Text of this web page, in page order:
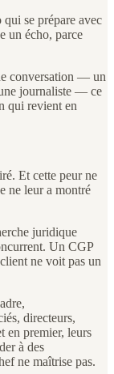
se prépare avec
un écho, parce
conversation — un
journaliste — ce
qui revient en
Et cette peur ne
ne leur a montré
juridique
Un CGP
ne voit pas un
directeurs,
en premier, leurs
à des
ne maîtrise pas.